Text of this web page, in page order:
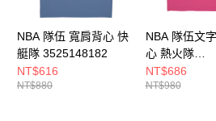
NBA 隊伍 寬肩背心 快
艇隊 3525148182
NT$616
NT$880
NBA 隊伍文
心 熱火隊
3525148542
NT$686
NT$980